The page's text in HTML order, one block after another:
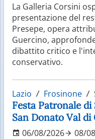
La Galleria Corsini
presentazione del
Presepe, opera
Guercino,
dibattito critico e
conservativo.
Lazio Frosinone
Festa Patronale
San Donato Val di
06/08/2026
08/